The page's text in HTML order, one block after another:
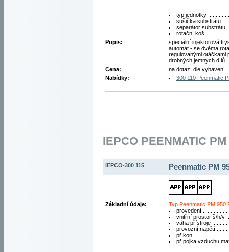
typ jednotky
sušička substrátu
separátor substrátu
rotační koš
Popis:
speciální injektorová
automat - se dvěma
regulovanými otáčkami
drobných jemných dílů
Cena:
na dotaz, dle vybavení
Nabídky:
300 110 Peenmatic
IEPCO PEENMATIC
IEPCO-300 115 Peenmatic PM
Základní údaje:
Typ Peenmatic PM 950
provedení
vnitřní prostor š/h/v
váha přístroje
provozní napětí
příkon
přípojka vzduchu